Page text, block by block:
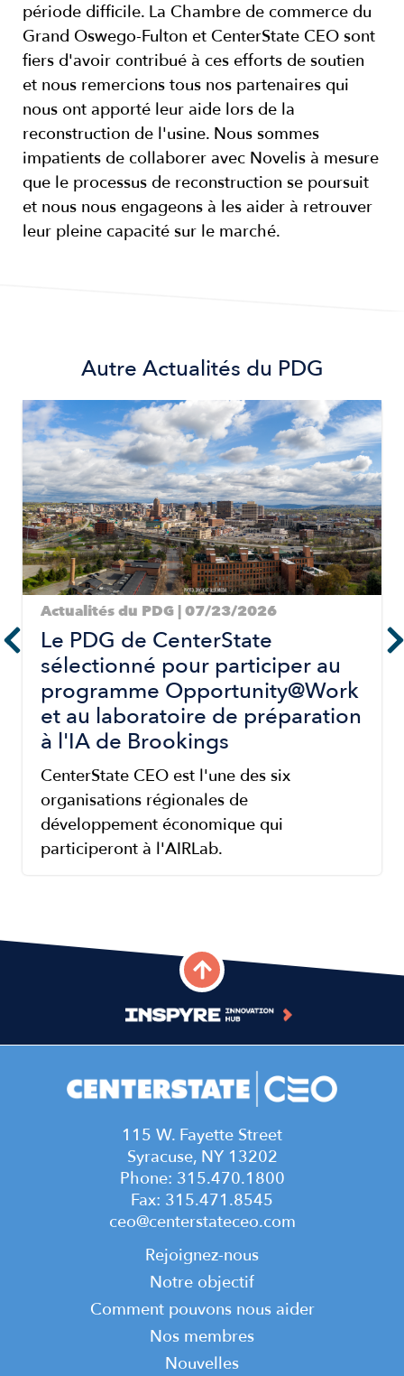
période difficile. La Chambre de commerce du
Grand Oswego-Fulton et CenterState CEO sont
fiers d'avoir contribué à ces efforts de soutien
et nous remercions tous nos partenaires qui
nous ont apporté leur aide lors de la
reconstruction de l'usine. Nous sommes
impatients de collaborer avec Novelis à mesure
que le processus de reconstruction se poursuit
et nous nous engageons à les aider à retrouver
leur pleine capacité sur le marché.
Autre Actualités du PDG
Image
Actualités du PDG | 07/23/2026
Le PDG de CenterState
sélectionné pour participer au
programme Opportunity@Work
et au laboratoire de préparation
à l'IA de Brookings
CenterState CEO est l'une des six
organisations régionales de
développement économique qui
participeront à l'AIRLab.
115 W. Fayette Street
Syracuse, NY 13202
Phone: 315.470.1800
Fax: 315.471.8545
ceo@centerstateceo.com
navigation
Rejoignez-nous
Notre objectif
Comment pouvons nous aider
Nos membres
Nouvelles